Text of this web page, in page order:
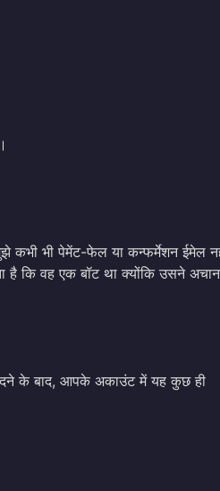
भी पेमेंट-फेल या कन्फर्मेशन ईमेल
है कि वह एक बॉट था क्योंकि उसने
के बाद, आपके अकाउंट में यह कुछ ही